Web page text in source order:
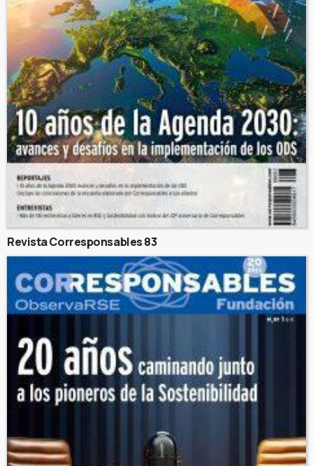
Revista Corresponsables 83